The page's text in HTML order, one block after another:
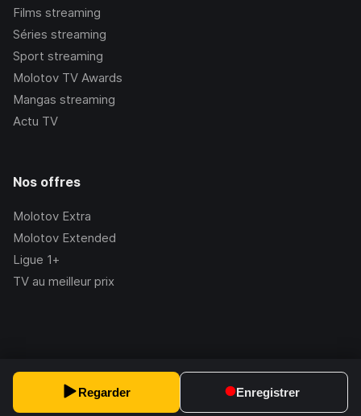
Regarder Enregistrer
Films streaming
Séries streaming
Sport streaming
Molotov TV Awards
Mangas streaming
Actu TV
Nos offres
Molotov Extra
Molotov Extended
Ligue 1+
TV au meilleur prix
2.228.1